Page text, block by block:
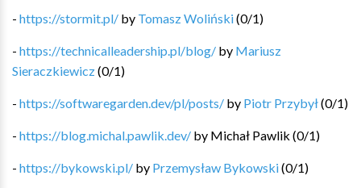
- https://stormit.pl/ by Tomasz Woliński(0/1)
- https://technicalleadership.pl/blog/ by Mariusz
Sieraczkiewicz(0/1)
- https://softwaregarden.dev/pl/posts/ by Piotr Przybył(0/1)
- https://blog.michal.pawlik.dev/ by Michał Pawlik (0/1)
- https://bykowski.pl/ by Przemysław Bykowski(0/1)